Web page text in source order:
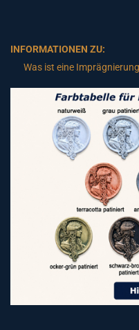
INFORMATIONEN ZU:
Was ist eine